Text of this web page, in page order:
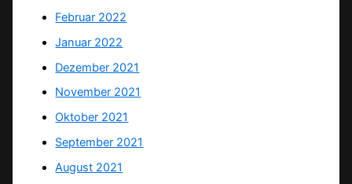
Februar 2022
Januar 2022
Dezember 2021
November 2021
Oktober 2021
September 2021
August 2021